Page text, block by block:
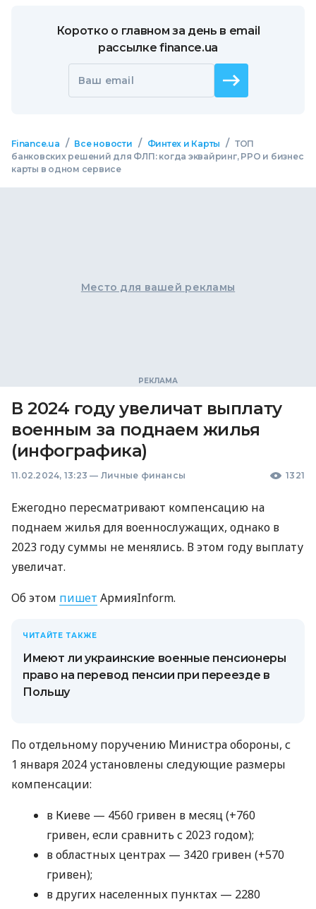
Коротко о главном за день в email
рассылке finance.ua
Ваш email
Finance.ua / Все новости / Финтех и Карты / ТОП
банковских решений для ФЛП: когда эквайринг, РРО и бизнес
карты в одном сервисе
Место для вашей рекламы
В 2024 году увеличат выплату
военным за поднаем жилья
(инфографика)
11.02.2024, 13:23 — Личные финансы 1321
Ежегодно пересматривают компенсацию на
поднаем жилья для военнослужащих, однако в
2023 году суммы не менялись. В этом году выплату
увеличат.
Об этом пишет АрмияInform.
ЧИТАЙТЕ ТАКЖЕ
Имеют ли украинские военные пенсионеры
право на перевод пенсии при переезде в
Польшу
По отдельному поручению Министра обороны, с
1 января 2024 установлены следующие размеры
компенсации:
в Киеве — 4560 гривен в месяц (+760
гривен, если сравнить с 2023 годом);
в областных центрах — 3420 гривен (+570
гривен);
в других населенных пунктах — 2280